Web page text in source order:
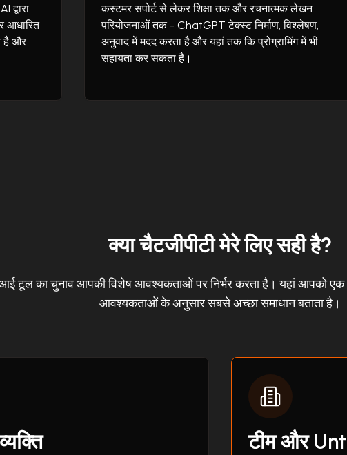
आधारित
है और
कस्टमर सपोर्ट से लेकर शिक्षा तक और रचनात्मक लेखन
परियोजनाओं तक - ChatGPT टेक्स्ट निर्माण, विश्लेषण,
अनुवाद में मदद करता है और यहां तक कि प्रोग्रामिंग में भी
सहायता कर सकता है।
क्या चैटजीपीटी मेरे लिए सही है?
टूल का चुनाव आपकी विशेष आवश्यकताओं पर निर्भर करता है। यहां आपको
आवश्यकताओं के अनुसार सबसे अच्छा समाधान बताता है।
टीम और